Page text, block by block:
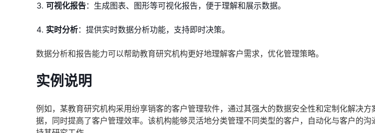
可视化报告：生成图表、图形等可视化报告，便于理解和展示数据。
实时分析：提供实时数据分析功能，支持即时决策。
数据分析和报告能力可以帮助教育研究机构更好地理解客户需求，优化管理策略。
实例说明
例如，某教育研究机构采用纷享销客的客户管理软件，通过其强大的数据安全性和定制化解决
据，同时提高了客户管理效率。该机构能够灵活地分类管理不同类型的客户，自动化与客户的